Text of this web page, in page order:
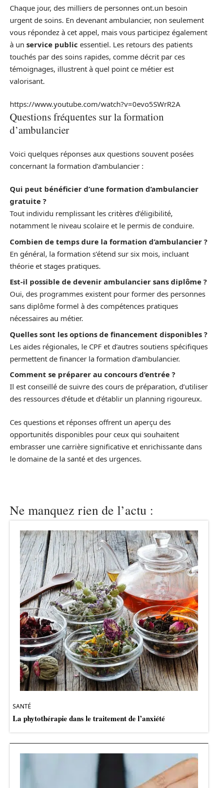
Chaque jour, des milliers de personnes ont.un besoin
urgent de soins. En devenant ambulancier, non seulement
vous répondez à cet appel, mais vous participez également
à un service public essentiel. Les retours des patients
touchés par des soins rapides, comme décrit par ces
témoignages, illustrent à quel point ce métier est
valorisant.
https://www.youtube.com/watch?v=0evo5SWrR2A
Questions fréquentes sur la formation
d’ambulancier
Voici quelques réponses aux questions souvent posées
concernant la formation d’ambulancier :
Qui peut bénéficier d’une formation d’ambulancier
gratuite ?
Tout individu remplissant les critères d’éligibilité,
notamment le niveau scolaire et le permis de conduire.
Combien de temps dure la formation d’ambulancier ?
En général, la formation s’étend sur six mois, incluant
théorie et stages pratiques.
Est-il possible de devenir ambulancier sans diplôme ?
Oui, des programmes existent pour former des personnes
sans diplôme formel à des compétences pratiques
nécessaires au métier.
Quelles sont les options de financement disponibles ?
Les aides régionales, le CPF et d’autres soutiens spécifiques
permettent de financer la formation d’ambulancier.
Comment se préparer au concours d’entrée ?
Il est conseillé de suivre des cours de préparation, d’utiliser
des ressources d’étude et d’établir un planning rigoureux.
Ces questions et réponses offrent un aperçu des
opportunités disponibles pour ceux qui souhaitent
embrasser une carrière significative et enrichissante dans
le domaine de la santé et des urgences.
Ne manquez rien de l’actu :
SANTÉ
La phytothérapie dans le traitement de l’anxiété